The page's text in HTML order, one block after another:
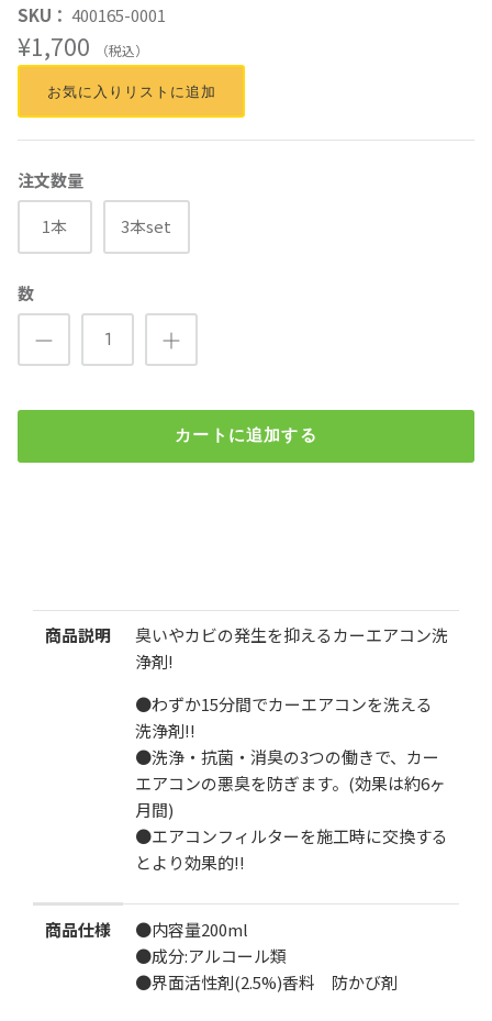
SKU： 400165-0001
¥1,700 （税込）
お気に入りリストに追加
注文数量
1本 3本set
数
カートに追加する
注文数量
3本set
カートに追加する
お気に入りに追加
商品説明
臭いやカビの発生を抑えるカーエアコン洗
浄剤!
●わずか15分間でカーエアコンを洗える
洗浄剤!!
●洗浄・抗菌・消臭の3つの働きで、カー
エアコンの悪臭を防ぎます。(効果は約6ヶ
月間)
●エアコンフィルターを施工時に交換する
とより効果的!!
商品仕様
●内容量200ml
●成分:アルコール類
●界面活性剤(2.5%)香料 防かび剤